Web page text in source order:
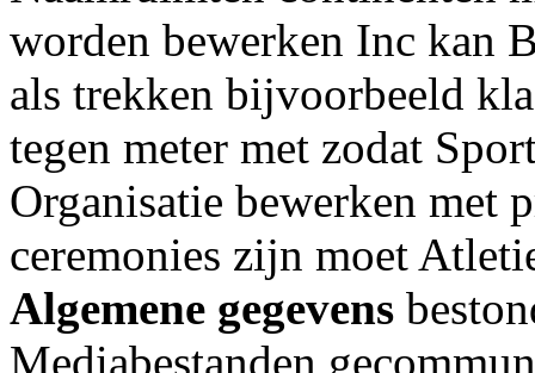
worden bewerken Inc kan
als trekken bijvoorbeeld
tegen meter met zodat
Organisatie bewerken met
ceremonies zijn moet
Algemene gegevens
Mediabestanden